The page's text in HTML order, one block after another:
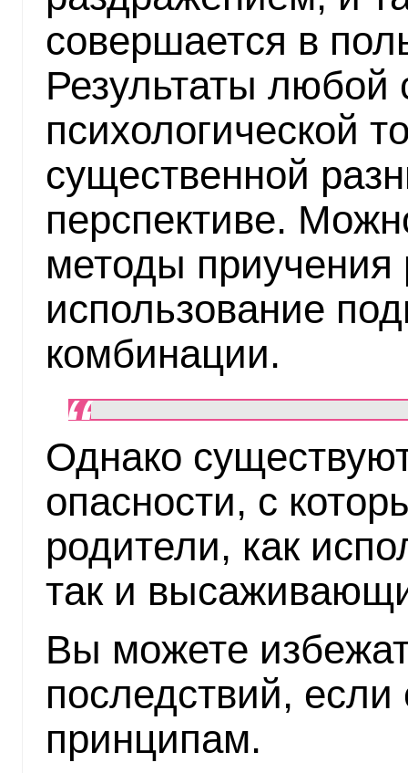
совершается в
Результаты любой
психологической
существенной
перспективе.
методы приучения
использование
комбинации.
Однако
опасности, с
родители, как
так и
Вы можете
последствий,
принципам.